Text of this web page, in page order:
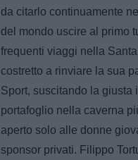
da citarlo continuamente
del mondo uscire al primo
frequenti viaggi nella
costretto a rinviare la sua
Sport, suscitando la giusta
portafoglio nella caverna
aperto solo alle donne
sponsor privati. Filippo